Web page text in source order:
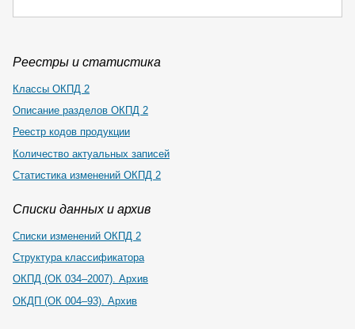
Реестры и статистика
Классы ОКПД 2
Описание разделов ОКПД 2
Реестр кодов продукции
Количество актуальных записей
Статистика изменений ОКПД 2
Списки данных и архив
Списки изменений ОКПД 2
Структура классификатора
ОКПД (ОК 034–2007). Архив
ОКДП (ОК 004–93). Архив